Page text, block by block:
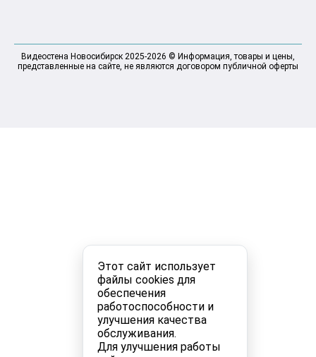
Этот сайт использует
файлы cookies для
обеспечения
работоспособности и
улучшения качества
обслуживания.
Для улучшения работы
Видеостена Новосибирск 2025-2026 © Информация, товары и цены,
представленные на сайте, не являются договором публичной оферты